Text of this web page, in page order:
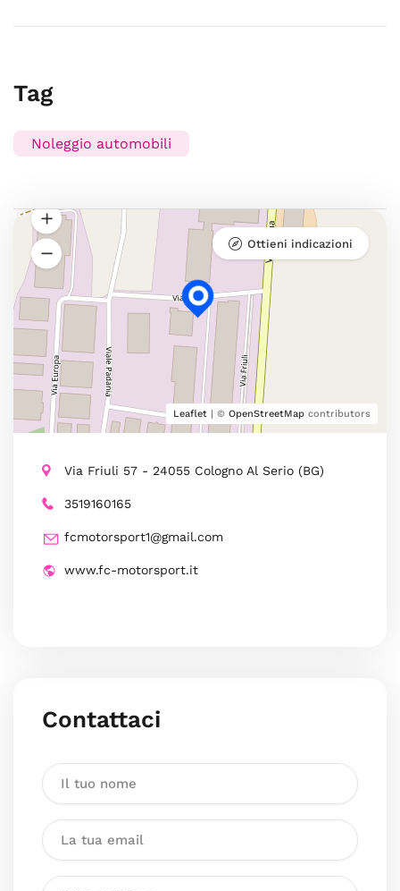
Tag
Noleggio automobili
Leaflet | © OpenStreetMap contributors
Ottieni indicazioni
Via Friuli 57 - 24055 Cologno Al Serio (BG)
3519160165
fcmotorsport1@gmail.com
www.fc-motorsport.it
Contattaci